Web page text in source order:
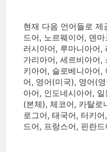
현재 다음 언어들로 제
드어, 노르웨이어, 덴
러시아어, 루마니아어,
가리아어, 세르비아어,
키아어, 슬로베니아어,
어, 영어(미국), 영어(
아어, 인도네시아어,
(본체), 체코어, 카탈로
로그어, 태국어, 터키
드어, 프랑스어, 핀란